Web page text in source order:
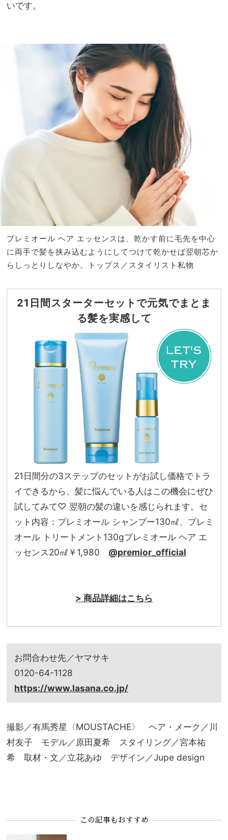
いです。
プレミオール ヘア エッセンスは、乾かす前に毛先を中心
に両手で髪を挟み込むようにしてつけて乾かせば翌朝芯か
らしっとりしなやか。
トップス／スタイリスト私物
21日間スターターセットで元気でまとま
る髪を実感して
21日間分の3ステップのセットがお試し価格でトラ
イできるから、髪に悩んでいる人はこの機会にぜひ
試してみて♡ 翌朝の髪の違いを感じられます。セ
ット内容：プレミオール シャンプー130㎖、プレミ
オール トリートメント130gプレミオール ヘア エ
ッセンス20㎖￥1,980 @premior_official
> 商品詳細はこちら
お問合わせ先／ヤマサキ
0120-64-1128
https://www.lasana.co.jp/
撮影／有馬秀星〈MOUSTACHE〉 ヘア・メーク／川
村友子 モデル／原田夏希 スタイリング／宮本祐
希 取材・文／立花あゆ デザイン／Jupe design
この記事もおすすめ